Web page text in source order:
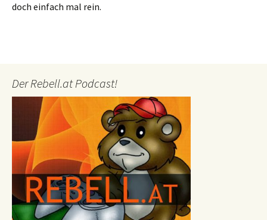
doch einfach mal rein.
Der Rebell.at Podcast!